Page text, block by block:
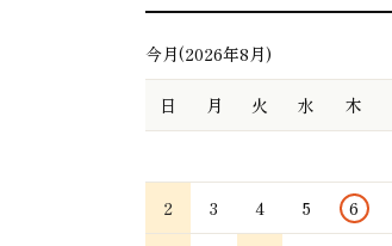
今月(2026年8月)
日 月 火 水 木
2 3 4 5 6